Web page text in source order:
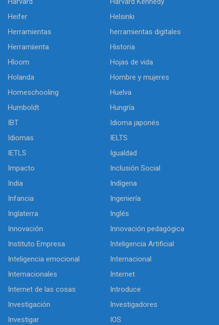
Heifer
Helsinki
Herramientas
herramientas digitales
Herramiienta
Historia
Hloom
Hojas de vida
Holanda
Hombre y mujeres
Homeschooling
Huelva
Humboldt
Hungría
IBT
Idioma japonés
Idiomas
IELTS
IETLS
Igualdad
Impacto
Inclusión Social
India
Indígena
Infancia
Ingeniería
Inglaterra
Inglés
Innovación
Innovación pedagógica
Instituto Empresa
Inteligencia Artificial
Inteligencia emocional
Internacional
Internacionales
Internet
Internet de las cosas
Introduce
Investigación
Investigadores
Investigar
IOS